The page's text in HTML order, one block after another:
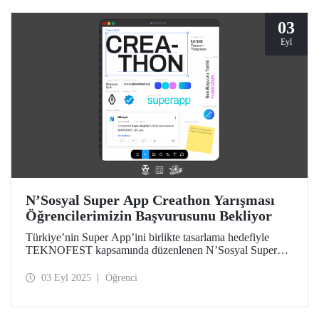
öğrencilere deneyim kazandırıyor.
03
Eyl
N’Sosyal Super App Creathon Yarışması
Öğrencilerimizin Başvurusunu Bekliyor
Türkiye’nin Super App’ini birlikte tasarlama hedefiyle
TEKNOFEST kapsamında düzenlenen N’Sosyal Super
03 Eyl 2025 Öğrenci